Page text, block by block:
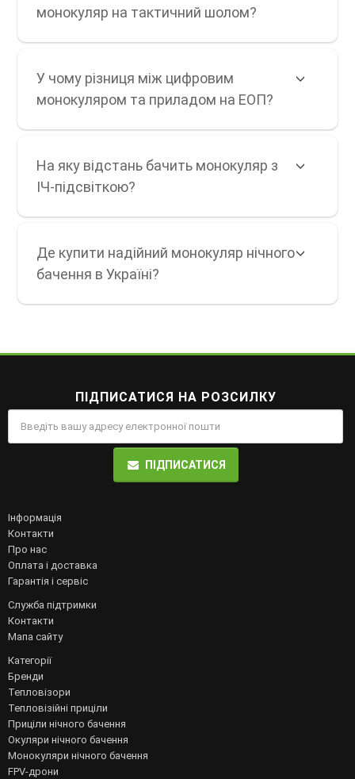
монокуляр на тактичний шолом?
У чому різниця між цифровим
монокуляром та приладом на ЕОП?
На яку відстань бачить монокуляр з
ІЧ-підсвіткою?
Де купити надійний монокуляр нічного
бачення в Україні?
ПІДПИСАТИСЯ НА РОЗСИЛКУ
ПІДПИСАТИСЯ
Інформація
Контакти
Про нас
Оплата і доставка
Гарантія і сервіс
Служба підтримки
Контакти
Мапа сайту
Категорії
Бренди
Тепловізори
Тепловізійні приціли
Приціли нічного бачення
Окуляри нічного бачення
Монокуляри нічного бачення
FPV-дрони